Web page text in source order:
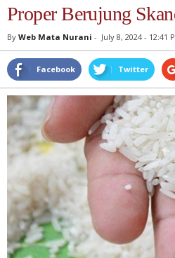
Proper Berujung
By Web Mata Nurani - July 8, 2024 - 12:41
Facebook Twitter